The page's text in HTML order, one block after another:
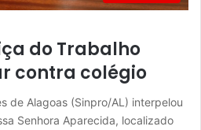
do Trabalho
contra colégio
de Alagoas (Sinpro/AL) interpelou
Senhora Aparecida, localizado